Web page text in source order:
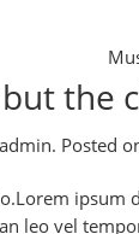
the
admin. Posted
leo vel